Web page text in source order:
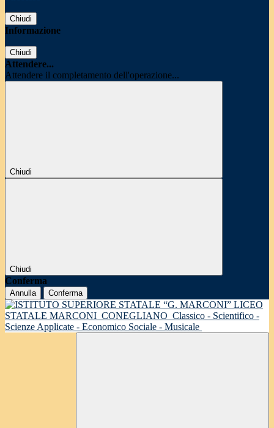
Chiudi
Informazione
Chiudi
Attendere...
Attendere il completamento dell'operazione...
Chiudi
Chiudi
Conferma
Annulla Conferma
LICEO
STATALE MARCONI CONEGLIANO Classico - Scientifico -
Scienze Applicate - Economico Sociale - Musicale